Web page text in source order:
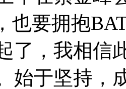
也要拥抱
了，我相信
始于坚持，